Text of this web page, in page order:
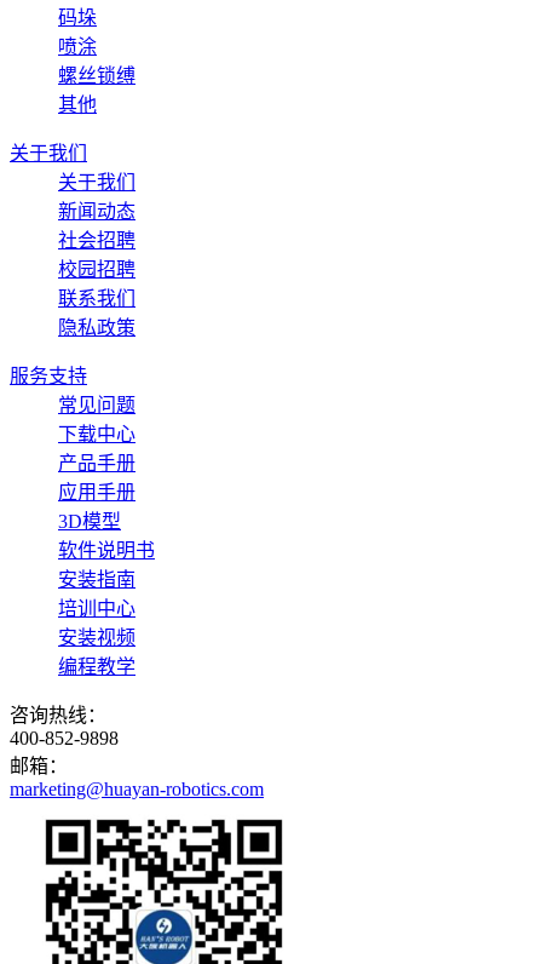
码垛
喷涂
螺丝锁缚
其他
关于我们
关于我们
新闻动态
社会招聘
校园招聘
联系我们
隐私政策
服务支持
常见问题
下载中心
产品手册
应用手册
3D模型
软件说明书
安装指南
培训中心
安装视频
编程教学
咨询热线：
400-852-9898
邮箱：
marketing@huayan-robotics.com